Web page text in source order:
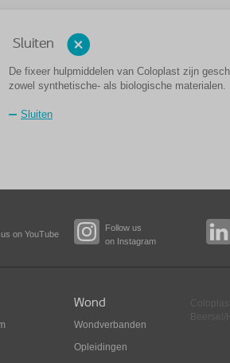
Sluiten
De fixeer hulpmiddelen van Coloplast zijn
zowel synthetische- als biologische materialen.
Sluiten
on YouTube
Follow us
on Instagram
Wond
Wondverbanden
Opleidingen